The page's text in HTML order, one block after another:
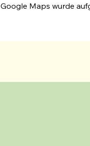
Google Maps wurde